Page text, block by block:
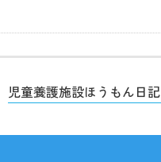
児童養護施設ほうもん日記